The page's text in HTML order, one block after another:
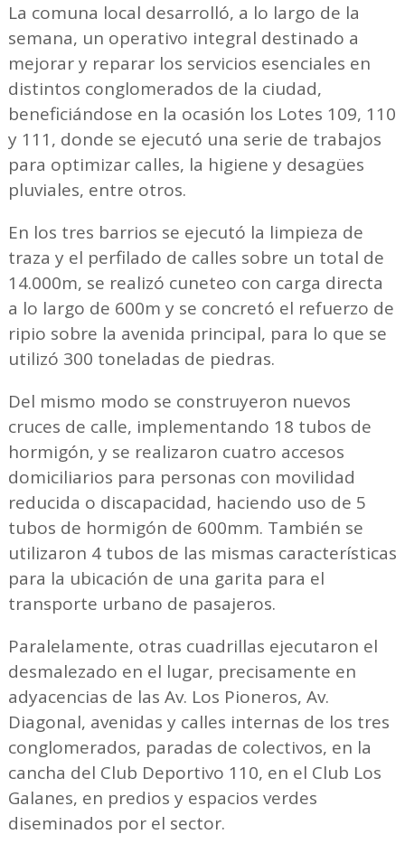
La comuna local desarrolló, a lo largo de la
semana, un operativo integral destinado a
mejorar y reparar los servicios esenciales en
distintos conglomerados de la ciudad,
beneficiándose en la ocasión los Lotes 109, 110
y 111, donde se ejecutó una serie de trabajos
para optimizar calles, la higiene y desagües
pluviales, entre otros.
En los tres barrios se ejecutó la limpieza de
traza y el perfilado de calles sobre un total de
14.000m, se realizó cuneteo con carga directa
a lo largo de 600m y se concretó el refuerzo de
ripio sobre la avenida principal, para lo que se
utilizó 300 toneladas de piedras.
Del mismo modo se construyeron nuevos
cruces de calle, implementando 18 tubos de
hormigón, y se realizaron cuatro accesos
domiciliarios para personas con movilidad
reducida o discapacidad, haciendo uso de 5
tubos de hormigón de 600mm. También se
utilizaron 4 tubos de las mismas características
para la ubicación de una garita para el
transporte urbano de pasajeros.
Paralelamente, otras cuadrillas ejecutaron el
desmalezado en el lugar, precisamente en
adyacencias de las Av. Los Pioneros, Av.
Diagonal, avenidas y calles internas de los tres
conglomerados, paradas de colectivos, en la
cancha del Club Deportivo 110, en el Club Los
Galanes, en predios y espacios verdes
diseminados por el sector.